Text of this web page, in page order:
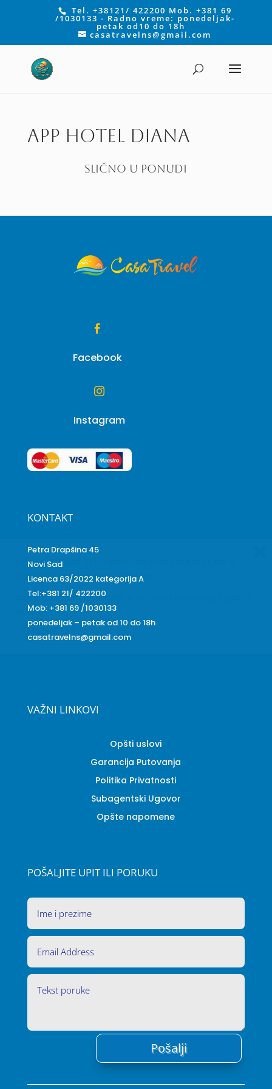
Tel. +38121/ 422200 Mob. +381 69
/1030133 - Radno vreme: ponedeljak-
petak od10 do 18h
casatravelns@gmail.com
App hotel Diana
SLIČNO U PONUDI

Facebook

Instagram
KONTAKT
Petra Drapšina 45
Novi Sad
Licenca 63/2022 kategorija A
Tel:+381 21/ 422200
Mob: +381 69 /1030133
ponedeljak – petak od 10 do 18h
casatravelns@gmail.com
VAŽNI LINKOVI
Opšti uslovi
Garancija Putovanja
Politika Privatnosti
Subagentski Ugovor
Opšte napomene
POŠALJITE UPIT ILI PORUKU
Pošalji
Sajt CaSA Travel. D.o.o koristi kolačiće (cookies) kako bi
poboljšao funkcionalnost stranice.
Više o kolačićima pročitajte u
privatnosti.